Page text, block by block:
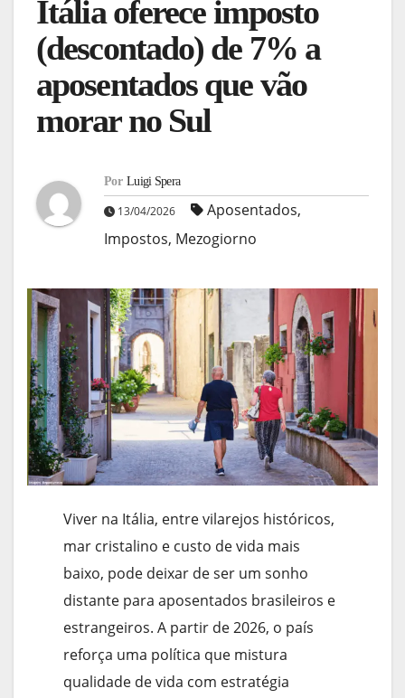
Itália oferece imposto
(descontado) de 7% a
aposentados que vão
morar no Sul
Por Luigi Spera
13/04/2026 Aposentados,
Impostos, Mezogiorno
Viver na Itália, entre vilarejos históricos,
mar cristalino e custo de vida mais
baixo, pode deixar de ser um sonho
distante para aposentados brasileiros e
estrangeiros. A partir de 2026, o país
reforça uma política que mistura
qualidade de vida com estratégia